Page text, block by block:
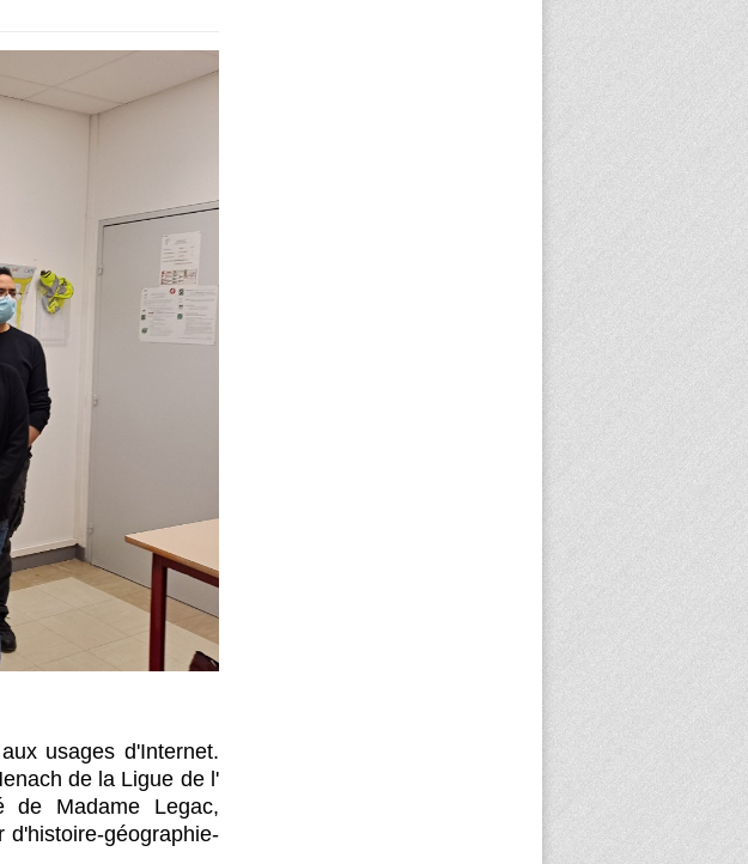
usages d'Internet.
de la Ligue de l'
de Madame Legac,
d'histoire-géographie-